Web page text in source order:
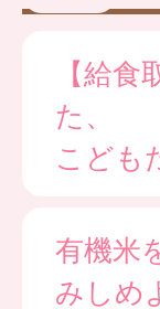
【給
た、
こども
有機米
みしめ